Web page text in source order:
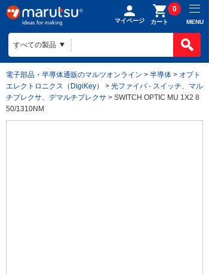
マイページ カート
0
MENU
電子部品・半導体通販のマルツオンライン > 半導体 > オプト
エレクトロニクス（DigiKey）
> 光ファイバ - スイッチ、マル
チプレクサ、デマルチプレクサ > SWITCH OPTIC MU 1X2 8
50/1310NM